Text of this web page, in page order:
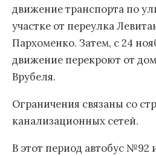
движение транспорта по
участке от переулка
Пархоменко. Затем, с 24
движение перекроют от
Врубеля.
Ограничения связаны со
канализационных сетей.
В этот период автобус №92